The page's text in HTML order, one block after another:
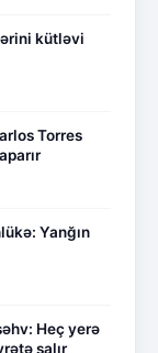
kütləvi
Torres
Yanğın
Heç yerə
salır